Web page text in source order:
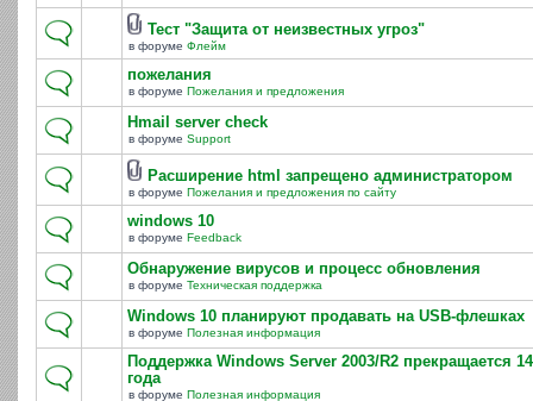
Тест "Защита от неизвестных угроз"
в форуме Флейм
пожелания
в форуме Пожелания и предложения
Hmail server check
в форуме Support
Расширение html запрещено администратором
в форуме Пожелания и предложения по сайту
windows 10
в форуме Feedback
Обнаружение вирусов и процесс обновления
в форуме Техническая поддержка
Windows 10 планируют продавать на USB-флешках
в форуме Полезная информация
Поддержка Windows Server 2003/R2 прекращается
года
в форуме Полезная информация